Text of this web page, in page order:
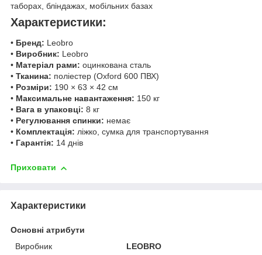
таборах, бліндажах, мобільних базах
Характеристики:
• Бренд: Leobro
• Виробник: Leobro
• Матеріал рами: оцинкована сталь
• Тканина: поліестер (Oxford 600 ПВХ)
• Розміри: 190 × 63 × 42 см
• Максимальне навантаження: 150 кг
• Вага в упаковці: 8 кг
• Регулювання спинки: немає
• Комплектація: ліжко, сумка для транспортування
• Гарантія: 14 днів
Приховати
Характеристики
Основні атрибути
Виробник
LEOBRO